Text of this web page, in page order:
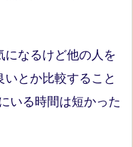
なるけど他の人を
とか比較すること
いる時間は短かった